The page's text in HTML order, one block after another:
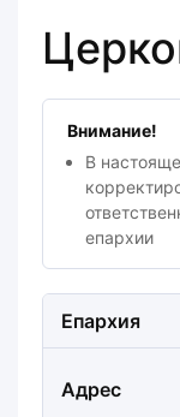
Внимание!
В
епархии
Епархия
Адрес